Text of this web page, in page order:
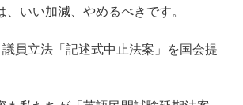
、いい加減、やめるべきです。
議員立法「記述式中止法案」を国会提